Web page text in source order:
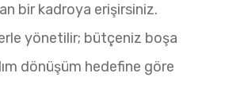
bir kadroya erişirsiniz.
yönetilir; bütçeniz boşa
dönüşüm hedefine göre